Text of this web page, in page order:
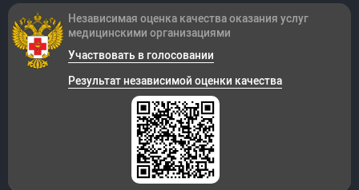
Независимая оценка качества оказания услуг
медицинскими организациями
Участвовать в голосовании
Результат независимой оценки качества